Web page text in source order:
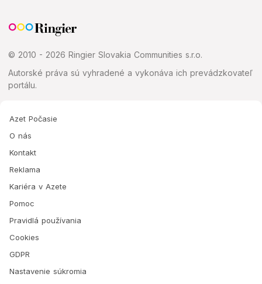
© 2010 - 2026 Ringier Slovakia Communities s.r.o.
Autorské práva sú vyhradené a vykonáva ich prevádzkovateľ
portálu.
Azet Počasie
O nás
Kontakt
Reklama
Kariéra v Azete
Pomoc
Pravidlá používania
Cookies
GDPR
Nastavenie súkromia